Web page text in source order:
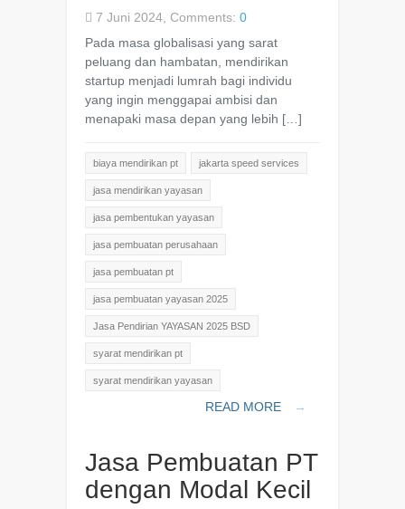
7 Juni 2024, Comments: 0
Pada masa globalisasi yang sarat
peluang dan hambatan, mendirikan
startup menjadi lumrah bagi individu
yang ingin menggapai ambisi dan
menapaki masa depan yang lebih […]
biaya mendirikan pt jakarta speed services
jasa mendirikan yayasan
jasa pembentukan yayasan
jasa pembuatan perusahaan
jasa pembuatan pt
jasa pembuatan yayasan 2025
Jasa Pendirian YAYASAN 2025 BSD
syarat mendirikan pt
syarat mendirikan yayasan
READ MORE →
Jasa Pembuatan PT
dengan Modal Kecil